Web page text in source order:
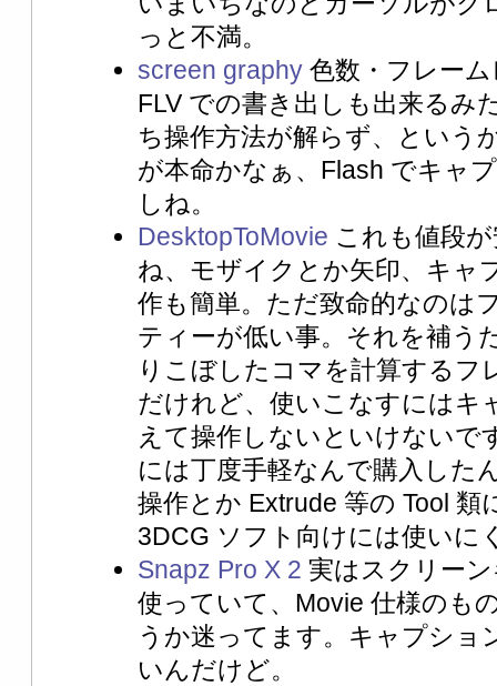
っと不満。
screen graphy色数・フレーム
FLV での書き出しも出来るみ
ち操作方法が解らず、という
が本命かなぁ、Flash でキャ
しね。
DesktopToMovie これも値段
ね、モザイクとか矢印、キャ
作も簡単。ただ致命的なのは
ティーが低い事。それを補う
りこぼしたコマを計算するフ
だけれど、使いこなすにはキ
えて操作しないといけないで
には丁度手軽なんで購入した
操作とか Extrude 等の Tool 類
3DCG ソフト向けには使いに
Snapz Pro X 2 実はスクリー
使っていて、Movie 仕様のも
うか迷ってます。キャプショ
いんだけど。